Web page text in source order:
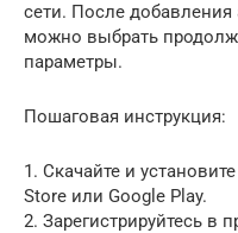
сети. После добавления
можно выбрать
параметры.
Пошаговая инструкция:
1. Скачайте и
Store или Google Play.
2. Зарегистрируйтесь в